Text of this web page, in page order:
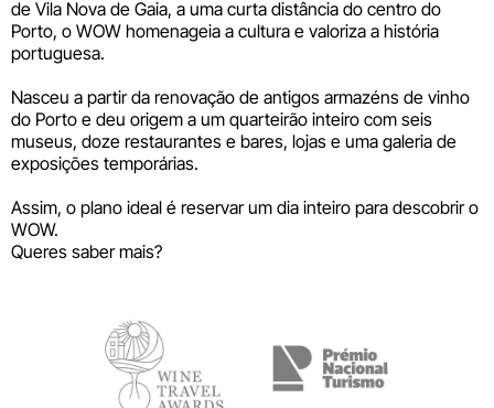
de Vila Nova de Gaia, a uma curta distância do centro do
Porto, o WOW homenageia a cultura e valoriza a história
portuguesa.
Nasceu a partir da renovação de antigos armazéns de vinho
do Porto e deu origem a um quarteirão inteiro com seis
museus, doze restaurantes e bares, lojas e uma galeria de
exposições temporárias.
Assim, o plano ideal é reservar um dia inteiro para descobrir o
WOW.
Queres saber mais?